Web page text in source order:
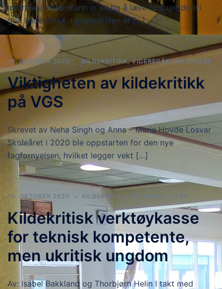
informasjonssamfunn er viktig å lære opp ungdom i
god kildekritikk. I grunnskolen er […]
16. OKTOBER 2020 KILDEKRITIKK,VIDEREGÅENDE SKOLER
Viktigheten av kildekritikk
på VGS
Skrevet av Neha Singh og Anna – Maria Hovde Losvar
Skoleåret i 2020 ble oppstarten for den nye
fagfornyelsen, hvilket legger vekt […]
15. OKTOBER 2020 KILDEKRITIKK, SKOLEBIBLIOTEK
Kildekritisk verktøykasse
for teknisk kompetente,
men ukritisk ungdom
Av: Isabel Bakkland og Thorbjørn Helin I takt med